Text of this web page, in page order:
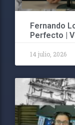
Fernando
Perfecto |
14 julio, 2026